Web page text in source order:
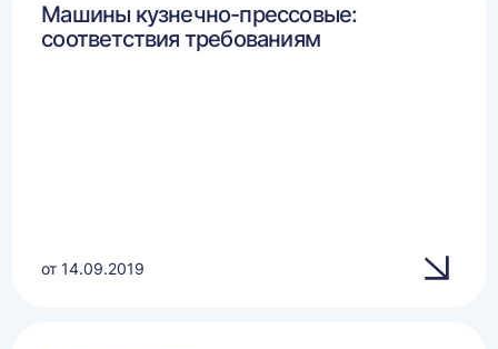
Машины кузнечно-прессовые:
соответствия требованиям
от 14.09.2019